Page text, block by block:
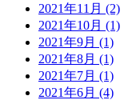
2021年11月 (2)
2021年10月 (1)
2021年9月 (1)
2021年8月 (1)
2021年7月 (1)
2021年6月 (4)